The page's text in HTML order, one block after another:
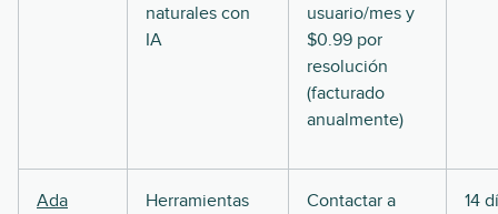
naturales con
IA
usuario/mes y
$0.99 por
resolución
(facturado
anualmente)
Ada
Herramientas
Contactar a
14